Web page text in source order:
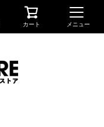
カート メニュー